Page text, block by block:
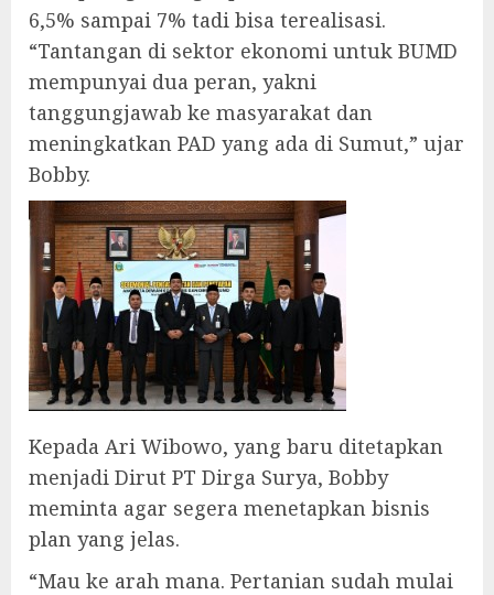
6,5% sampai 7% tadi bisa terealisasi.
“Tantangan di sektor ekonomi untuk BUMD
mempunyai dua peran, yakni
tanggungjawab ke masyarakat dan
meningkatkan PAD yang ada di Sumut,” ujar
Bobby.
Kepada Ari Wibowo, yang baru ditetapkan
menjadi Dirut PT Dirga Surya, Bobby
meminta agar segera menetapkan bisnis
plan yang jelas.
“Mau ke arah mana. Pertanian sudah mulai